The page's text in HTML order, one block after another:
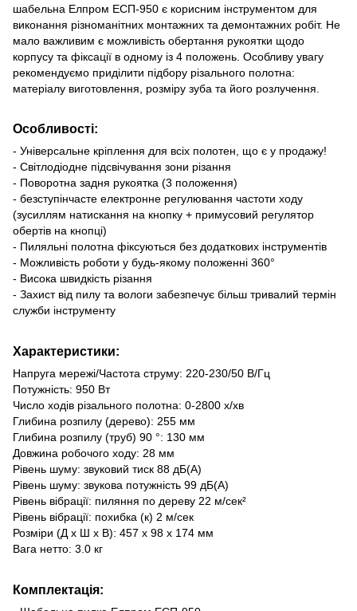
шабельна Елпром ЕСП-950 є корисним інструментом для
виконання різноманітних монтажних та демонтажних робіт. Не
мало важливим є можливість обертання рукоятки щодо
корпусу та фіксації в одному із 4 положень. Особливу увагу
рекомендуємо приділити підбору різального полотна:
матеріалу виготовлення, розміру зуба та його розлучення.
Особливості:
- Універсальне кріплення для всіх полотен, що є у продажу!
- Світлодіодне підсвічування зони різання
- Поворотна задня рукоятка (3 положення)
- безступінчасте електронне регулювання частоти ходу
(зусиллям натискання на кнопку + примусовий регулятор
обертів на кнопці)
- Пиляльні полотна фіксуються без додаткових інструментів
- Можливість роботи у будь-якому положенні 360°
- Висока швидкість різання
- Захист від пилу та вологи забезпечує більш тривалий термін
служби інструменту
Характеристики:
Напруга мережі/Частота струму: 220-230/50 В/Гц
Потужність: 950 Вт
Число ходів різального полотна: 0-2800 х/хв
Глибина розпилу (дерево): 255 мм
Глибина розпилу (труб) 90 °: 130 мм
Довжина робочого ходу: 28 мм
Рівень шуму: звуковий тиск 88 дБ(А)
Рівень шуму: звукова потужність 99 дБ(А)
Рівень вібрації: пиляння по дереву 22 м/сек²
Рівень вібрації: похибка (к) 2 м/сек
Розміри (Д х Ш х В): 457 x 98 x 174 мм
Вага нетто: 3.0 кг
Комплектація: